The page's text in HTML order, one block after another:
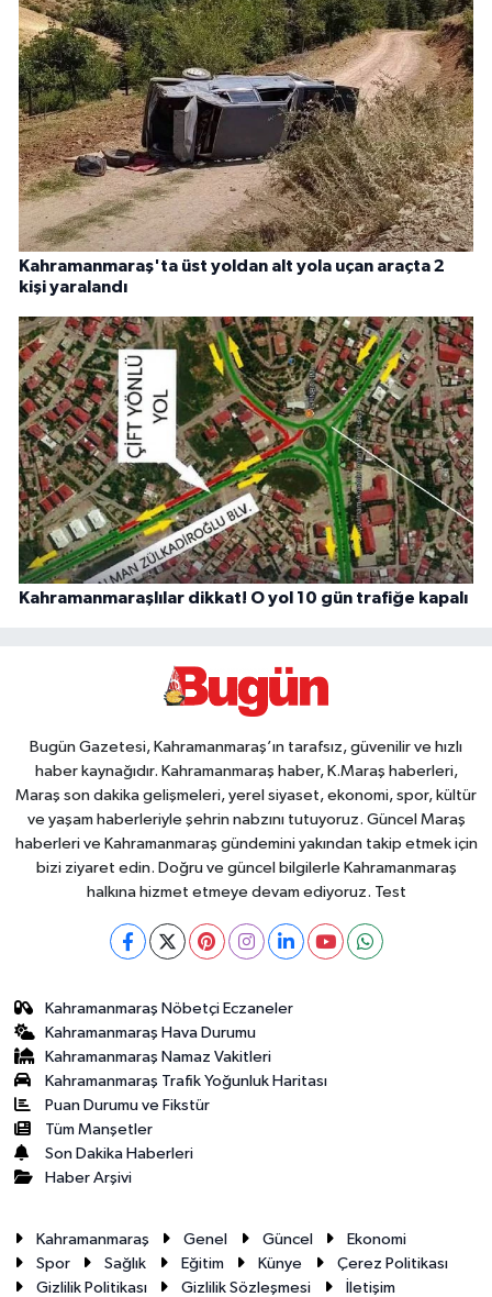
Kahramanmaraş'ta üst yoldan alt yola uçan araçta 2
kişi yaralandı
Kahramanmaraşlılar dikkat! O yol 10 gün trafiğe kapalı
Bugün Gazetesi, Kahramanmaraş’ın tarafsız, güvenilir ve hızlı
haber kaynağıdır. Kahramanmaraş haber, K.Maraş haberleri,
Maraş son dakika gelişmeleri, yerel siyaset, ekonomi, spor, kültür
ve yaşam haberleriyle şehrin nabzını tutuyoruz. Güncel Maraş
haberleri ve Kahramanmaraş gündemini yakından takip etmek için
bizi ziyaret edin. Doğru ve güncel bilgilerle Kahramanmaraş
halkına hizmet etmeye devam ediyoruz. Test
Kahramanmaraş Nöbetçi Eczaneler
Kahramanmaraş Hava Durumu
Kahramanmaraş Namaz Vakitleri
Kahramanmaraş Trafik Yoğunluk Haritası
Puan Durumu ve Fikstür
Tüm Manşetler
Son Dakika Haberleri
Haber Arşivi
Kahramanmaraş Genel Güncel
Ekonomi
Spor
Sağlık Eğitim Künye
Çerez Politikası
Gizlilik Politikası
Gizlilik Sözleşmesi İletişim